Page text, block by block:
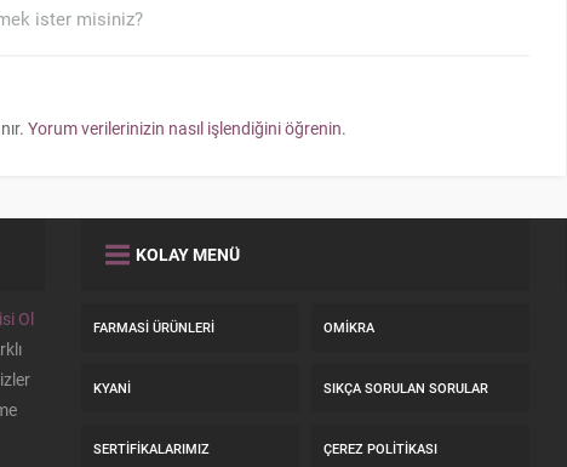
ister misiniz?
Yorum verilerinizin nasıl işlendiğini öğrenin.
Ol
KOLAY MENÜ
FARMASI ÜRÜNLERI OMIKRA
KYANI SIKÇA SORULAN SORULAR
SERTIFIKALARIMIZ ÇEREZ POLITIKASI